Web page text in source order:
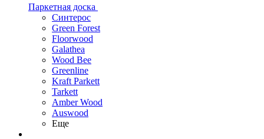
Паркетная доска
Синтерос
Green Forest
Floorwood
Galathea
Wood Bee
Greenline
Kraft Parkett
Tarkett
Amber Wood
Auswood
Еще